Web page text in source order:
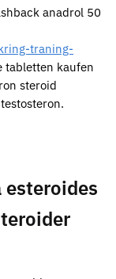
anadrol 50
traning-
tabletten kaufen
steroid